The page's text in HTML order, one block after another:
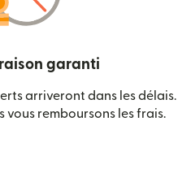
garanti
arriveront dans les délais.
vous remboursons les frais.